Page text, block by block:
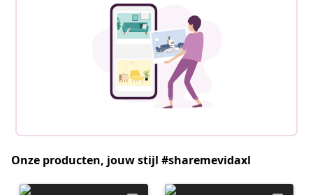
Onze producten, jouw stijl #sharemevidaxl